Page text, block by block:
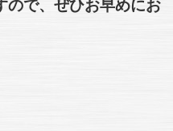
ので、ぜひお早めにお